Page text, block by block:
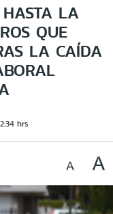
LA
QUE
LA CAÍDA
hrs